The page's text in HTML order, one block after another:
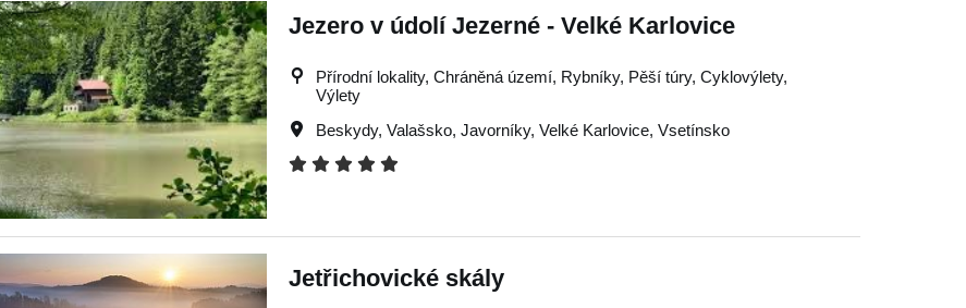
Jezero v údolí Jezerné - Velké Karlovice
Přírodní lokality, Chráněná území, Rybníky, Pěší túry, Cyklovýlety,
Výlety
Beskydy,Valašsko,Javorníky,Velké Karlovice,Vsetínsko
Jetřichovické skály